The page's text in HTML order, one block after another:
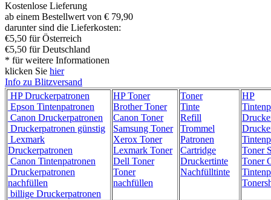
Kostenlose Lieferung
ab einem Bestellwert von € 79,90
darunter sind die Lieferkosten:
€5,50 für Österreich
€5,50 für Deutschland
* für weitere Informationen
klicken Sie hier
Info zu Blitzversand
HP Druckerpatronen
Epson Tintenpatronen
Canon Druckerpatronen
Druckerpatronen günstig
Lexmark
Druckerpatronen
Canon Tintenpatronen
Druckerpatronen
nachfüllen
billige Druckerpatronen
HP Toner
Brother Toner
Canon Toner
Samsung Toner
Xerox Toner
Lexmark Toner
Dell Toner
Toner
nachfüllen
Toner
Tinte
Refill
Trommel
Patronen
Cartridge
Druckertinte
Nachfülltinte
HP
Toner
Toner